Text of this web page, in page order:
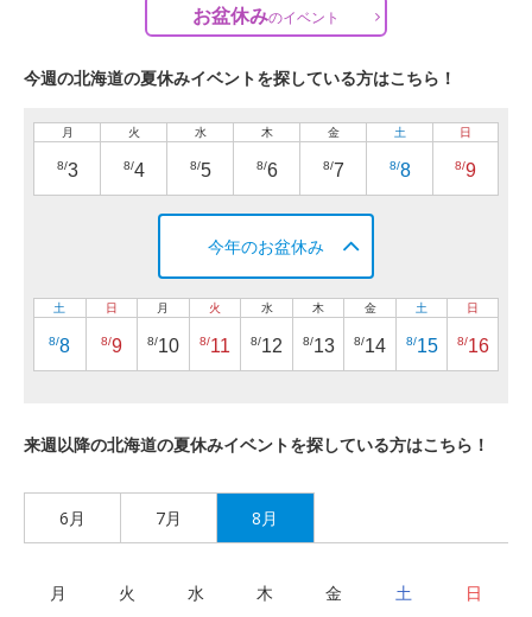
お盆休みのイベント
今週の北海道の夏休みイベントを探している方はこちら！
月
8/3
火
8/4
水
8/5
木
8/6
金
8/7
土
8/8
日
8/9
今年のお盆休み
土
8/8
日
8/9
月
8/10
火
8/11
水
8/12
木
8/13
金
8/14
土
8/15
日
8/16
来週以降の北海道の夏休みイベントを探している方はこちら！
6月 7月 8月
月 火 水 木 金 土 日